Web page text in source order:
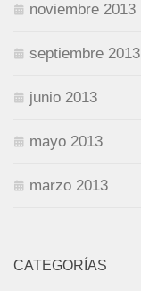
noviembre 2013
septiembre 2013
junio 2013
mayo 2013
marzo 2013
CATEGORÍAS